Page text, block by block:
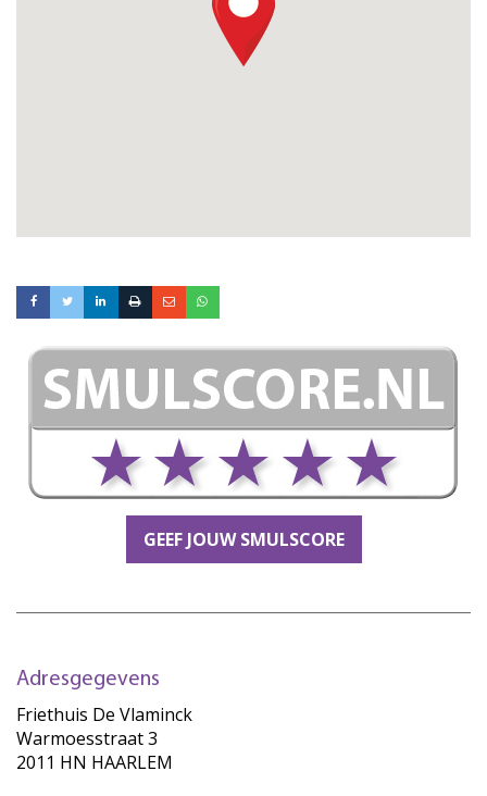
GEEF JOUW SMULSCORE
Adresgegevens
Friethuis De Vlaminck
Warmoesstraat 3
2011 HN HAARLEM